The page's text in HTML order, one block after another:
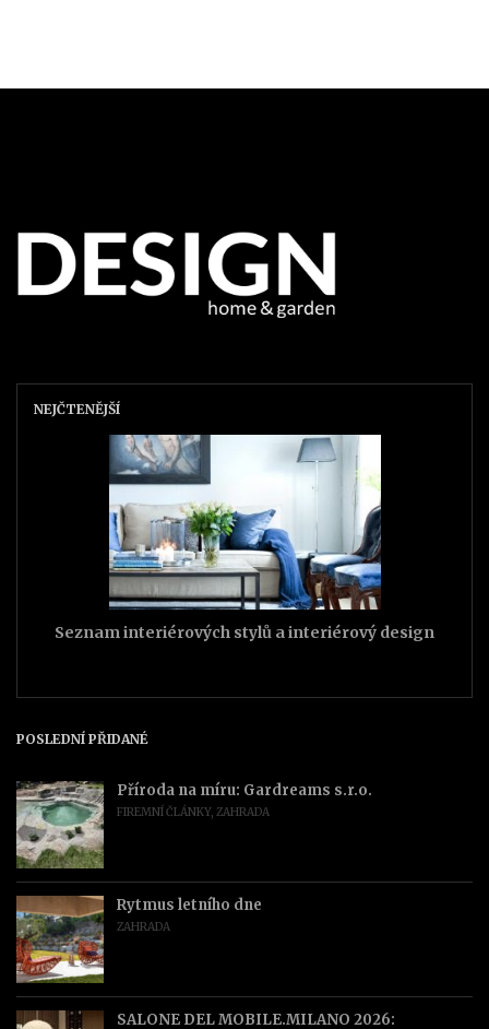
NEJČTENĚJŠÍ
Seznam interiérových stylů a interiérový design
POSLEDNÍ PŘIDANÉ
Příroda na míru: Gardreams s.r.o.
FIREMNÍ ČLÁNKY, ZAHRADA
Rytmus letního dne
ZAHRADA
SALONE DEL MOBILE.MILANO 2026: